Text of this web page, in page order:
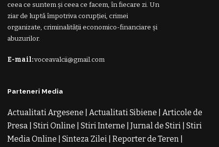
ceea ce suntem și ceea ce facem, în fiecare zi. Un
ziar de luptă împotriva corupției, crimei
organizate, criminalității economico-financiare și
abuzurilor.
E-mail:voceavalcii@gmail.com
Parteneri Media
Actualitati Argesene Actualitati Sibiene
Articole de
Presa Stiri Online Stiri Interne Jurnal de Stiri Stiri
Media Online
Sinteza Zilei Reporter de Teren